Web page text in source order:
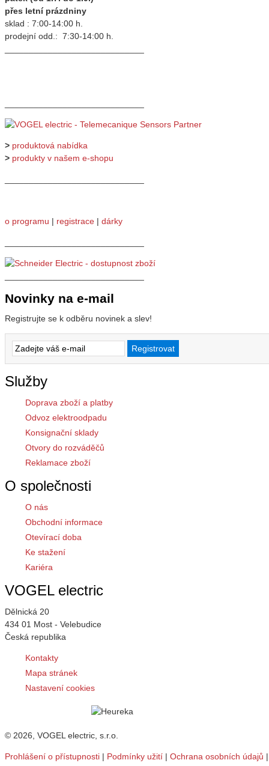
přes letní prázdniny
sklad : 7:00-14:00 h.
prodejní odd.: 7:30-14:00 h.
> produktová nabídka
> produkty v našem e-shopu
o programu | registrace | dárky
Novinky na e-mail
Registrujte se k odběru novinek a slev!
Služby
Doprava zboží a platby
Odvoz elektroodpadu
Konsignační sklady
Otvory do rozváděčů
Reklamace zboží
O společnosti
O nás
Obchodní informace
Otevírací doba
Ke stažení
Kariéra
VOGEL electric
Dělnická 20
434 01 Most - Velebudice
Česká republika
Kontakty
Mapa stránek
Nastavení cookies
© 2026, VOGEL electric, s.r.o.
Prohlášení o přístupnosti | Podmínky užití | Ochrana osobních údajů